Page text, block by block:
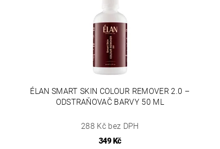
ÉLAN SMART SKIN COLOUR REMOVER 2.0 –
ODSTRAŇOVAČ BARVY 50 ML
288 Kč bez DPH
349 Kč